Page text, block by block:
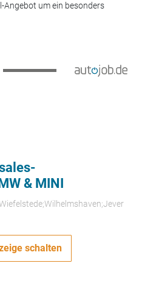
Angebot um ein besonders
& MINI
schalten